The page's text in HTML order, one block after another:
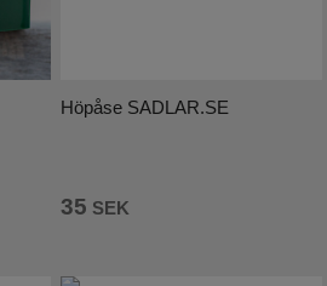
Höpåse SADLAR.SE
35 SEK